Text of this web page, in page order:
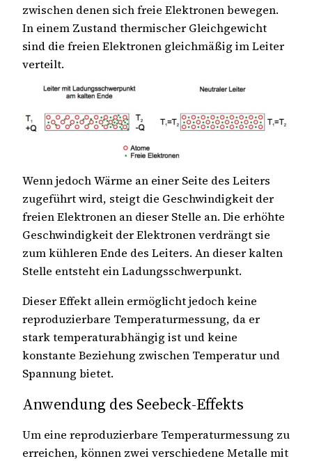
zwischen denen sich freie Elektronen bewegen.
In einem Zustand thermischer Gleichgewicht
sind die freien Elektronen gleichmäßig im Leiter
verteilt.
Wenn jedoch Wärme an einer Seite des Leiters
zugeführt wird, steigt die Geschwindigkeit der
freien Elektronen an dieser Stelle an. Die erhöhte
Geschwindigkeit der Elektronen verdrängt sie
zum kühleren Ende des Leiters. An dieser kalten
Stelle entsteht ein Ladungsschwerpunkt.
Dieser Effekt allein ermöglicht jedoch keine
reproduzierbare Temperaturmessung, da er
stark temperaturabhängig ist und keine
konstante Beziehung zwischen Temperatur und
Spannung bietet.
Anwendung des Seebeck-Effekts
Um eine reproduzierbare Temperaturmessung zu
erreichen, können zwei verschiedene Metalle mit